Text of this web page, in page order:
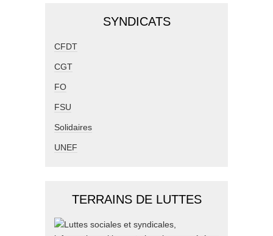
SYNDICATS
CFDT
CGT
FO
FSU
Solidaires
UNEF
TERRAINS DE LUTTES